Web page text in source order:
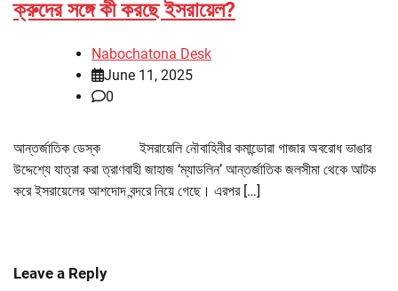
ক্রুদের সঙ্গে কী করছে ইসরায়েল?
Nabochatona Desk
June 11, 2025
0
আন্তর্জাতিক ডেস্ক ইসরায়েলি নৌবাহিনীর কমান্ডোরা গাজার অবরোধ ভাঙার
উদ্দেশ্যে যাত্রা করা ত্রাণবাহী জাহাজ ‘ম্যাডলিন’ আন্তর্জাতিক জলসীমা থেকে আটক
করে ইসরায়েলের আশদোদ বন্দরে নিয়ে গেছে। এরপর […]
Leave a Reply